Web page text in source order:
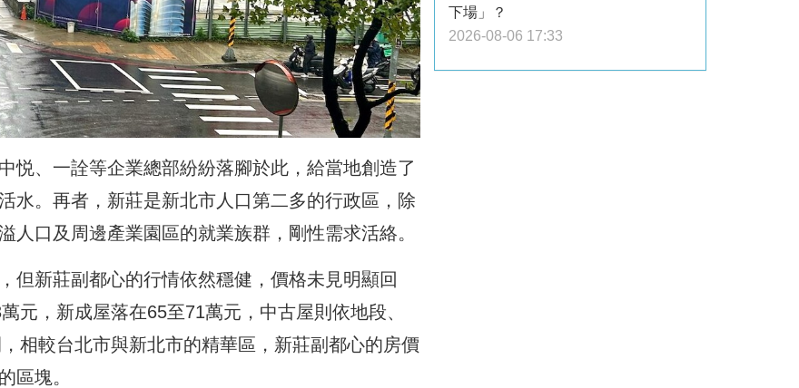
悦、一詮等企業總部紛紛落腳於此，給當地創造了
水。再者，新莊是新北市人口第二多的行政區，除
人口及周邊產業園區的就業族群，剛性需求活絡。
但新莊副都心的行情依然穩健，價格未見明顯回
元，新成屋落在65至71萬元，中古屋則依地段、
相較台北市與新北市的精華區，新莊副都心的房價
區塊。
下場」？
2026-08-06 17:33